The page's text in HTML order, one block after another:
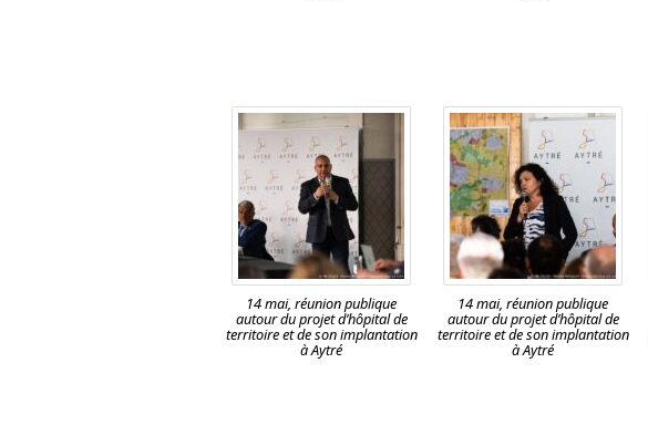
14 mai, réunion publique
autour du projet d’hôpital de
territoire et de son implantation
à Aytré
14 mai, réunion publique
autour du projet d’hôpital de
territoire et de son implantation
à Aytré